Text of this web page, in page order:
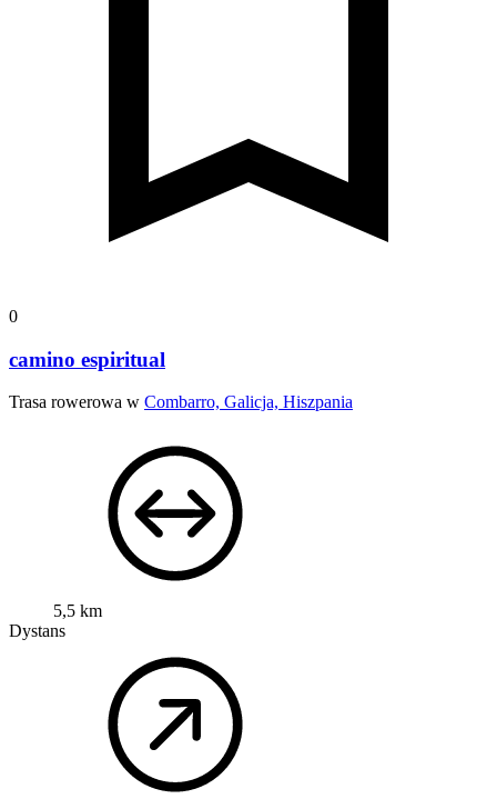
0
camino espiritual
Trasa rowerowa w Combarro, Galicja, Hiszpania
5,5 km
Dystans